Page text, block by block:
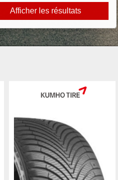
Afficher les résultats